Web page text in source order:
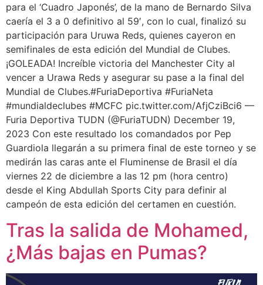
para el ‘Cuadro Japonés’, de la mano de Bernardo Silva
caería el 3 a 0 definitivo al 59′, con lo cual, finalizó su
participación para Uruwa Reds, quienes cayeron en
semifinales de esta edición del Mundial de Clubes.
¡GOLEADA! Increíble victoria del Manchester City al
vencer a Urawa Reds y asegurar su pase a la final del
Mundial de Clubes.#FuriaDeportiva #FuriaNeta
#mundialdeclubes #MCFC pic.twitter.com/AfjCziBci6 —
Furia Deportiva TUDN (@FuriaTUDN) December 19,
2023 Con este resultado los comandados por Pep
Guardiola llegarán a su primera final de este torneo y se
medirán las caras ante el Fluminense de Brasil el día
viernes 22 de diciembre a las 12 pm (hora centro)
desde el King Abdullah Sports City para definir al
campeón de esta edición del certamen en cuestión.
Tras la salida de Mohamed,
¿Más bajas en Pumas?